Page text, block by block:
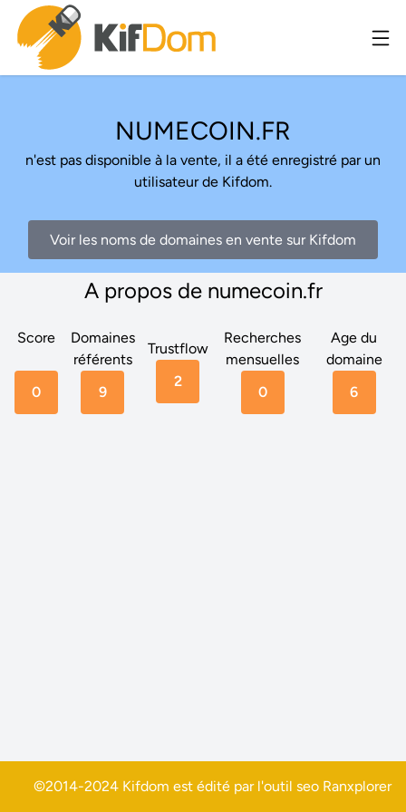
NUMECOIN.FR
n'est pas disponible à la vente, il a été enregistré par un
utilisateur de Kifdom.
Voir les noms de domaines en vente sur Kifdom
A propos de numecoin.fr
Score
0
Domaines
référents
9
Trustflow
2
Recherches
mensuelles
0
Age du
domaine
6
©2014-2024 Kifdom est édité par l'outil seo Ranxplorer